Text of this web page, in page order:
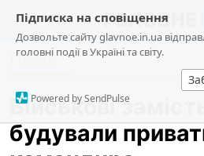
Підписка на сповіщення
Дозвольте сайту glavnoe.in.ua
головні події в Україні та світу.
Powered by SendPulse
новини
про проєкт
Події
Військові
будували